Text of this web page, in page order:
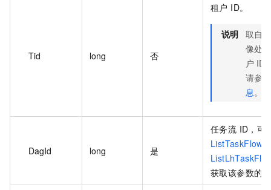
Tid long 否
租户 ID。
说明 取自
像处
户 ID
请参见
息 。
DagId long 是
任务流 ID，可
ListTaskFlow
获取该参数的